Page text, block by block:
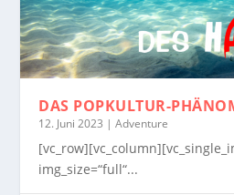
DAS POPKULTUR-
12. Juni 2023 |Adventure
img_size=“full“...